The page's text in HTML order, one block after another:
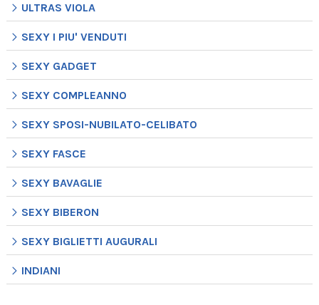
ULTRAS VIOLA
SEXY I PIU' VENDUTI
SEXY GADGET
SEXY COMPLEANNO
SEXY SPOSI-NUBILATO-CELIBATO
SEXY FASCE
SEXY BAVAGLIE
SEXY BIBERON
SEXY BIGLIETTI AUGURALI
INDIANI